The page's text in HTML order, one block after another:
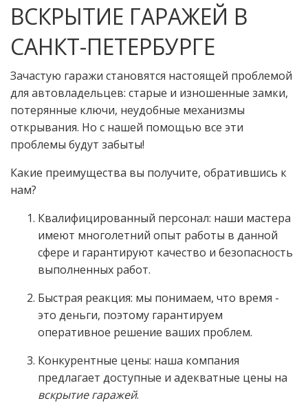
ВСКРЫТИЕ ГАРАЖЕЙ В
САНКТ-ПЕТЕРБУРГЕ
Зачастую гаражи становятся настоящей проблемой
для автовладельцев: старые и изношенные замки,
потерянные ключи, неудобные механизмы
открывания. Но с нашей помощью все эти
проблемы будут забыты!
Какие преимущества вы получите, обратившись к
нам?
Квалифицированный персонал: наши мастера
имеют многолетний опыт работы в данной
сфере и гарантируют качество и безопасность
выполненных работ.
Быстрая реакция: мы понимаем, что время -
это деньги, поэтому гарантируем
оперативное решение ваших проблем.
Конкурентные цены: наша компания
предлагает доступные и адекватные цены на
вскрытие гаражей.